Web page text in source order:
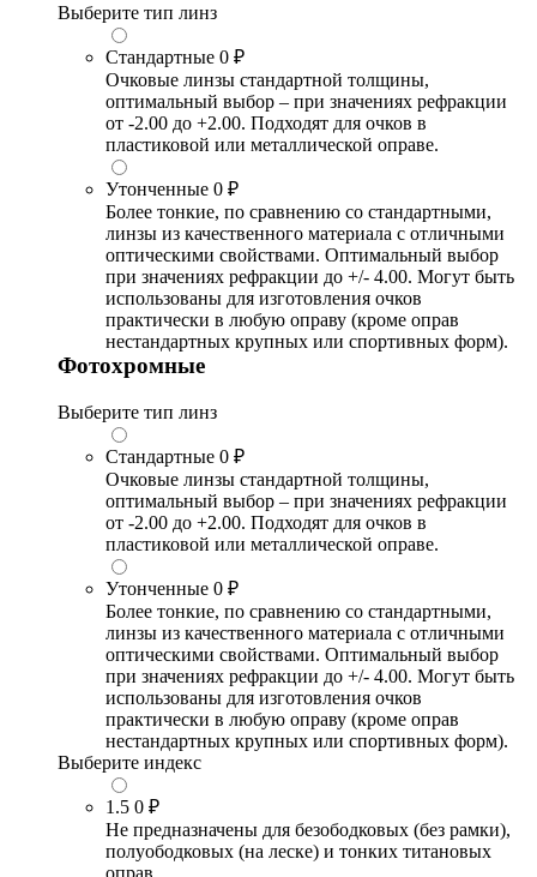
Выберите тип линз
Стандартные 0 ₽
Очковые линзы стандартной толщины,
оптимальный выбор – при значениях рефракции
от -2.00 до +2.00. Подходят для очков в
пластиковой или металлической оправе.
Утонченные 0 ₽
Более тонкие, по сравнению со стандартными,
линзы из качественного материала с отличными
оптическими свойствами. Оптимальный выбор
при значениях рефракции до +/- 4.00. Могут быть
использованы для изготовления очков
практически в любую оправу (кроме оправ
нестандартных крупных или спортивных форм).
Фотохромные
Выберите тип линз
Стандартные 0 ₽
Очковые линзы стандартной толщины,
оптимальный выбор – при значениях рефракции
от -2.00 до +2.00. Подходят для очков в
пластиковой или металлической оправе.
Утонченные 0 ₽
Более тонкие, по сравнению со стандартными,
линзы из качественного материала с отличными
оптическими свойствами. Оптимальный выбор
при значениях рефракции до +/- 4.00. Могут быть
использованы для изготовления очков
практически в любую оправу (кроме оправ
нестандартных крупных или спортивных форм).
Выберите индекс
1.5 0 ₽
Не предназначены для безободковых (без рамки),
полуободковых (на леске) и тонких титановых